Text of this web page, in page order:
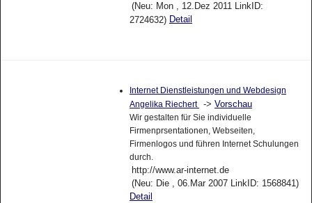
(Neu: Mon , 12.Dez 2011 LinkID:
2724632) Detail
Internet Dienstleistungen und Webdesign
Angelika Riechert -> Vorschau
Wir gestalten für Sie individuelle
Firmenprsentationen, Webseiten,
Firmenlogos und führen Internet Schulungen
durch.
http://www.ar-internet.de
(Neu: Die , 06.Mar 2007 LinkID: 1568841)
Detail